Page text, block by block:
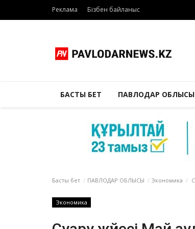
Реклама Бізбен байланыс
БАСТЫ БЕТ ПАВЛОДАР ОБЛЫСЫ
Басты бет ПАВЛОДАР ОБЛЫСЫ Экономика
Экономика